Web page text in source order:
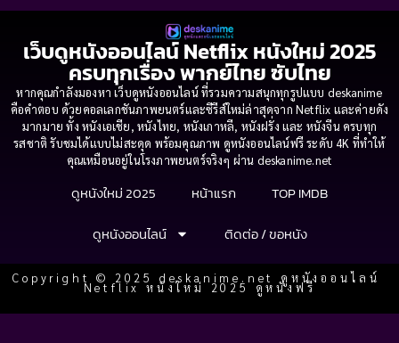
เว็บดูหนังออนไลน์ Netflix หนังใหม่ 2025
ครบทุกเรื่อง พากย์ไทย ซับไทย
หากคุณกำลังมองหา เว็บดูหนังออนไลน์ ที่รวมความสนุกทุกรูปแบบ deskanime
คือคำตอบ ด้วยคอลเลกชันภาพยนตร์และซีรีส์ใหม่ล่าสุดจาก Netflix และค่ายดัง
มากมาย ทั้ง หนังเอเชีย, หนังไทย, หนังเกาหลี, หนังฝรั่ง และ หนังจีน ครบทุก
รสชาติ รับชมได้แบบไม่สะดุด พร้อมคุณภาพ ดูหนังออนไลน์ฟรี ระดับ 4K ที่ทำให้
คุณเหมือนอยู่ในโรงภาพยนตร์จริงๆ ผ่าน deskanime.net
ดูหนังใหม่ 2025 หน้าแรก
TOP IMDB
ดูหนังออนไลน์
ติดต่อ / ขอหนัง
Copyright © 2025 deskanime.net ดูหนังออนไลน์
Netflix หนังใหม่ 2025 ดูหนังฟรี